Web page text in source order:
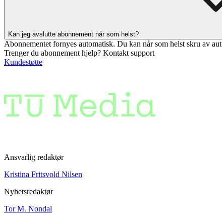
Kan jeg avslutte abonnement når som helst?
Abonnementet fornyes automatisk. Du kan når som helst skru av
Trenger du abonnement hjelp? Kontakt support
Kundestøtte
Ansvarlig redaktør
Kristina Fritsvold Nilsen
Nyhetsredaktør
Tor M. Nondal